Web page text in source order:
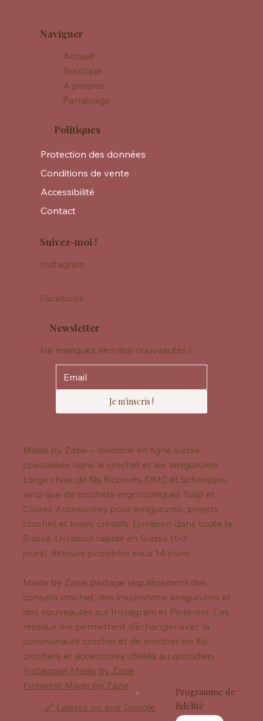
Naviguer
Accueil
Boutique
A propos
Parrainage
Politiques
Protection des données
Conditions de vente
Accessibilité
Contact
Suivez-moi !
Instagram
Facebook
Newsletter
Ne manquez rien des nouveautés !
Je m'inscris !
Made by Zazie – mercerie en ligne suisse
spécialisée dans le crochet et les amigurumis.
Large choix de fils Ricorumi, DMC et Scheepjes,
ainsi que de crochets ergonomiques Tulip et
Clover. Accessoires pour amigurumis, projets
crochet et loisirs créatifs. Livraison dans toute la
Suisse. Livraison rapide en Suisse (1–3
jours). Retours possibles sous 14 jours.
Made by Zazie partage régulièrement des
conseils crochet, des inspirations amigurumis et
des nouveautés sur Instagram et Pinterest. Ces
réseaux me permettent d’échanger avec la
communauté crochet et de montrer les fils,
crochets et accessoires utilisés au quotidien.
Instagram Made by Zazie
Pinterest Made by Zazie
🔗 Laissez un avis Google
Programme de
fidélité